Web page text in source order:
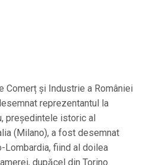
Comerț și Industrie a României
reprezentantul la
președintele istoric al
(Milano), a fost desemnat
Lombardia, fiind al doilea
dupăcel din Torino.